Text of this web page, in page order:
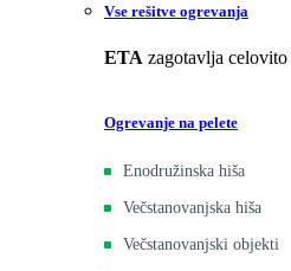
Vse rešitve ogrevanja
ETA zagotavlja
Ogrevanje na pelete
Enodružinska hiša
Večstanovanjska hiša
Večstanovanjski objekti